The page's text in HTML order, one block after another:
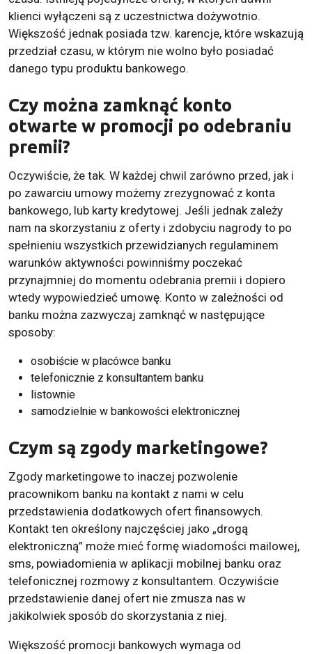
klienci wyłączeni są z uczestnictwa dożywotnio.
Większość jednak posiada tzw. karencje, które wskazują
przedział czasu, w którym nie wolno było posiadać
danego typu produktu bankowego.
Czy można zamknąć konto
otwarte w promocji po odebraniu
premii?
Oczywiście, że tak. W każdej chwil zarówno przed, jak i
po zawarciu umowy możemy zrezygnować z konta
bankowego, lub karty kredytowej. Jeśli jednak zależy
nam na skorzystaniu z oferty i zdobyciu nagrody to po
spełnieniu wszystkich przewidzianych regulaminem
warunków aktywności powinniśmy poczekać
przynajmniej do momentu odebrania premii i dopiero
wtedy wypowiedzieć umowę. Konto w zależności od
banku można zazwyczaj zamknąć w następujące
sposoby:
osobiście w placówce banku
telefonicznie z konsultantem banku
listownie
samodzielnie w bankowości elektronicznej
Czym są zgody marketingowe?
Zgody marketingowe to inaczej pozwolenie
pracownikom banku na kontakt z nami w celu
przedstawienia dodatkowych ofert finansowych.
Kontakt ten określony najczęściej jako „drogą
elektroniczną” może mieć formę wiadomości mailowej,
sms, powiadomienia w aplikacji mobilnej banku oraz
telefonicznej rozmowy z konsultantem. Oczywiście
przedstawienie danej ofert nie zmusza nas w
jakikolwiek sposób do skorzystania z niej.
Większość promocji bankowych wymaga od